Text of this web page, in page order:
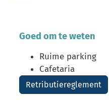
Goed om te weten
Ruime parking
Cafetaria
Retributiereglement